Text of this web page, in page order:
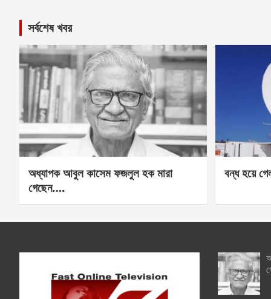
সর্বশেষ খবর
অধ্যাপক আবুল কাসেম ফজলুল হক মারা
গেছেন….
বন্ধ হয়ে